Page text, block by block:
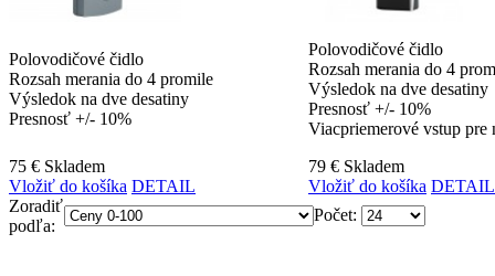
Polovodičové čidlo
Rozsah merania do 4 promile
Výsledok na dve desatiny
Presnosť +/- 10%
Polovodičové čidlo
Rozsah merania do 4
Výsledok na dve desatiny
Presnosť +/- 10%
Viacpriemerové vstup pre
75 € Skladem
Vložiť do košíka DETAIL
79 € Skladem
Vložiť do košíka DETAIL
Zoradiť
podľa:
Počet: